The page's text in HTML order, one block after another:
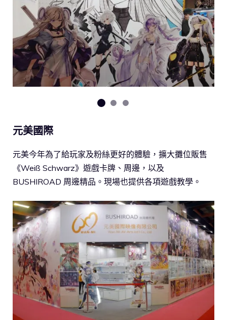
元美國際
元美今年為了給玩家及粉絲更好的體驗，擴大攤位販售
《Weiß Schwarz》遊戲卡牌、周邊，以及
BUSHIROAD 周邊精品。現場也提供各項遊戲教學。